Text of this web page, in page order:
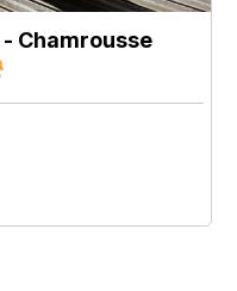
- Chamrousse